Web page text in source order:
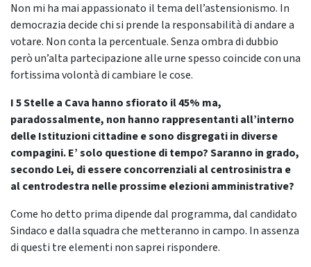
Non mi ha mai appassionato il tema dell’astensionismo. In
democrazia decide chi si prende la responsabilità di andare a
votare. Non conta la percentuale. Senza ombra di dubbio
però un’alta partecipazione alle urne spesso coincide con una
fortissima volontà di cambiare le cose.
I 5 Stelle a Cava hanno sfiorato il 45% ma,
paradossalmente, non hanno rappresentanti all’interno
delle Istituzioni cittadine e sono disgregati in diverse
compagini. E’ solo questione di tempo? Saranno in grado,
secondo Lei, di essere concorrenziali al centrosinistra e
al centrodestra nelle prossime elezioni amministrative?
Come ho detto prima dipende dal programma, dal candidato
Sindaco e dalla squadra che metteranno in campo. In assenza
di questi tre elementi non saprei rispondere.